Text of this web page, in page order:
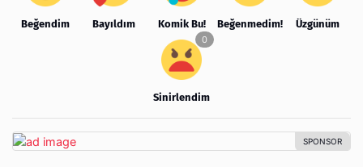
Beğendim Bayıldım Komik Bu! Beğenmedim! Üzgünüm
Sinirlendim